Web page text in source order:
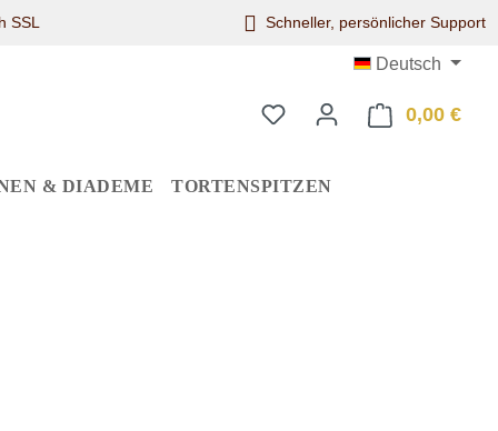
SSL Schneller, persönlicher Support
Deutsch
0,00 €
& DIADEME TORTENSPITZEN